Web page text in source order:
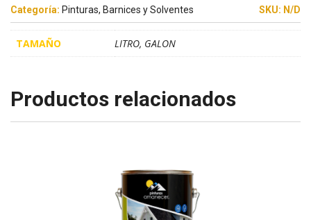
Categoría: Pinturas, Barnices y Solventes SKU: N/D
TAMAÑO LITRO, GALON
Productos relacionados